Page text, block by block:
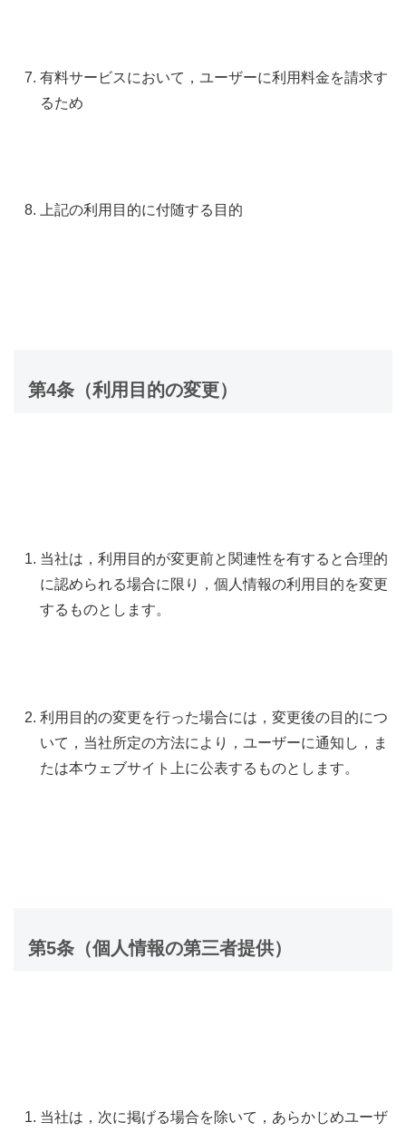
有料サービスにおいて，ユーザーに利用料金を請求す
るため
上記の利用目的に付随する目的
第4条（利用目的の変更）
当社は，利用目的が変更前と関連性を有すると合理的
に認められる場合に限り，個人情報の利用目的を変更
するものとします。
利用目的の変更を行った場合には，変更後の目的につ
いて，当社所定の方法により，ユーザーに通知し，ま
たは本ウェブサイト上に公表するものとします。
第5条（個人情報の第三者提供）
当社は，次に掲げる場合を除いて，あらかじめユーザ